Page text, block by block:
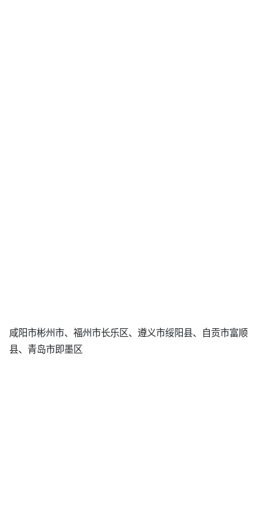
咸阳市彬州市、福州市长乐区、遵义市绥阳县、自贡市富顺
县、青岛市即墨区